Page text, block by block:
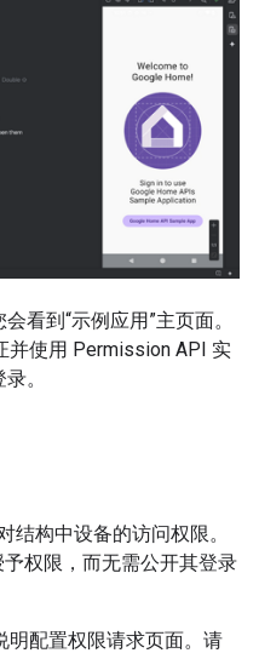
看到“示例应用”主页面。
并使用 Permission API 实
。
结构中设备的访问权限。
权限，而无需公开其登录
明配置权限请求页面。请